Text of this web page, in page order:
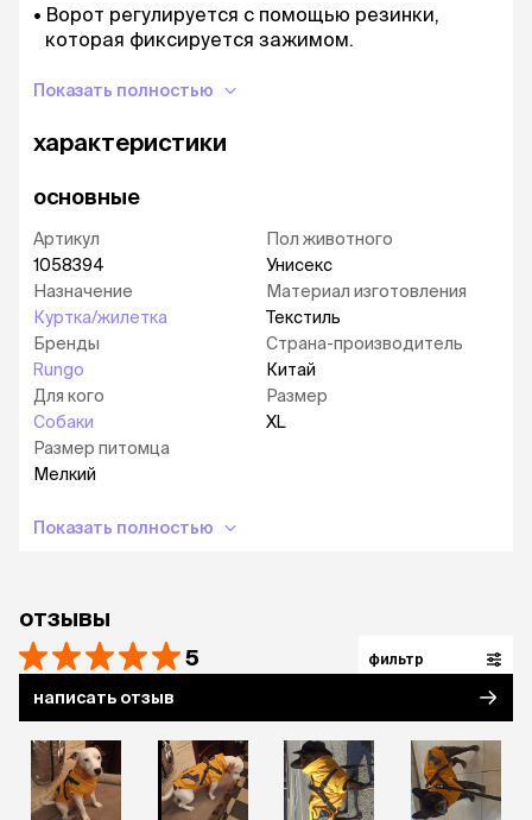
Ворот регулируется с помощью резинки,
которая фиксируется зажимом.
позволяя наслаждаться активной прогулкой.
Привлекательный современный дизайн.
Показать полностью
характеристики
основные
Артикул
1058394
Назначение
Куртка/жилетка
Бренды
Rungo
Для кого
Собаки
Размер питомца
Мелкий
Пол животного
Унисекс
Материал изготовления
Текстиль
Страна-производитель
Китай
Размер
XL
Показать полностью
отзывы
5 фильтр
написать отзыв